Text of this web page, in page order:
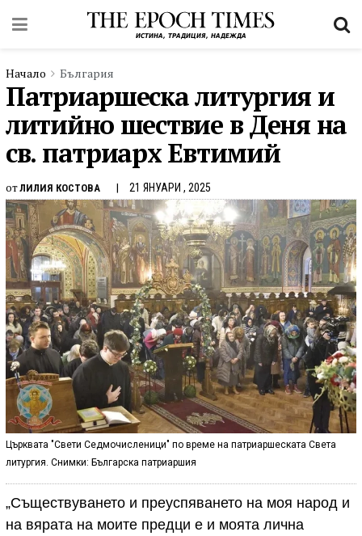
Начало България
Патриаршеска литургия и
литийно шествие в Деня на
св. патриарх Евтимий
отЛИЛИЯ КОСТОВА 21 ЯНУАРИ , 2025
Църквата "Свети Седмочисленици" по време на патриаршеската Света
литургия. Снимки: Българска патриаршия
„Съществуването и преуспяването на моя народ и
на вярата на моите предци е и моята лична